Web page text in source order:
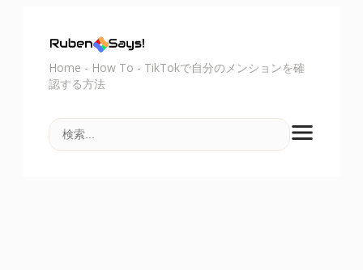
Home - How To - TikTokで自分のメンションを確
認する方法